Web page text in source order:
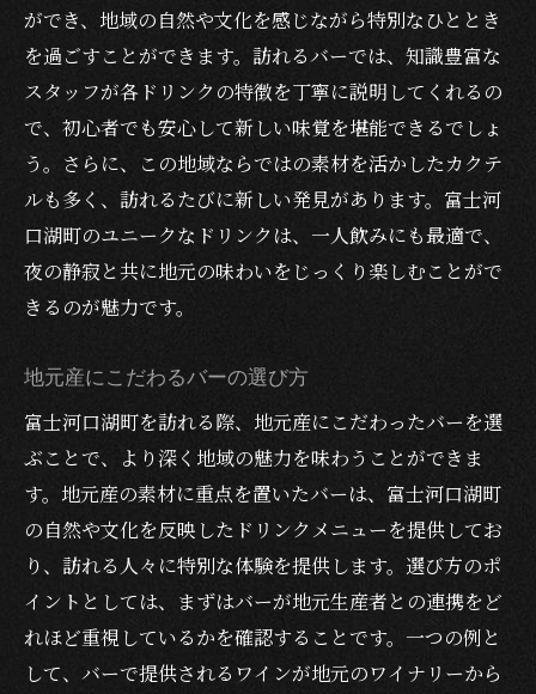
ができ、地域の自然や文化を感じながら特別なひととき
を過ごすことができます。訪れるバーでは、知識豊富な
スタッフが各ドリンクの特徴を丁寧に説明してくれるの
で、初心者でも安心して新しい味覚を堪能できるでしょ
う。さらに、この地域ならではの素材を活かしたカクテ
ルも多く、訪れるたびに新しい発見があります。富士河
口湖町のユニークなドリンクは、一人飲みにも最適で、
夜の静寂と共に地元の味わいをじっくり楽しむことがで
きるのが魅力です。
地元産にこだわるバーの選び方
富士河口湖町を訪れる際、地元産にこだわったバーを選
ぶことで、より深く地域の魅力を味わうことができま
す。地元産の素材に重点を置いたバーは、富士河口湖町
の自然や文化を反映したドリンクメニューを提供してお
り、訪れる人々に特別な体験を提供します。選び方のポ
イントとしては、まずはバーが地元生産者との連携をど
れほど重視しているかを確認することです。一つの例と
して、バーで提供されるワインが地元のワイナリーから